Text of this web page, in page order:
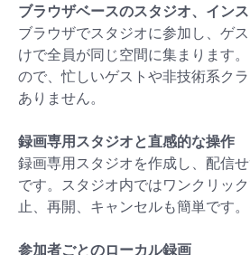
ブラウザベースのスタジオ、イン
ブラウザでスタジオに参加し、ゲ
けで全員が同じ空間に集まります
ので、忙しいゲストや非技術系ク
ありません。
録画専用スタジオと直感的な操作
録画専用スタジオを作成し、配信
です。スタジオ内ではワンクリッ
止、再開、キャンセルも簡単です
参加者ごとのローカル録画